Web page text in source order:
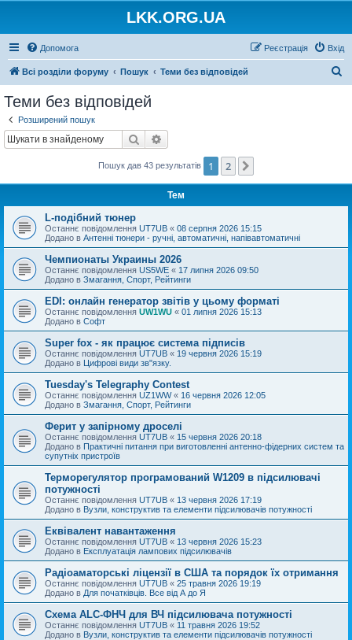
LKK.ORG.UA
Допомога Вхід
Реєстрація
Всі розділи форуму Пошук Теми без відповідей
Теми без відповідей
Розширений пошук
Пошук
Пошук дав 43 результатів 1 2
Тем
L-подібний тюнер
Останнє повідомлення UT7UB « 08 серпня 2026 15:15
Додано в Антенні тюнери - ручні, автоматичні, напівавтоматичні
Чемпионаты Украины 2026
Останнє повідомлення US5WE « 17 липня 2026 09:50
Додано в Змагання, Спорт, Рейтинги
EDI: онлайн генератор звітів у цьому форматі
Останнє повідомлення UW1WU « 01 липня 2026 15:13
Додано в Софт
Super fox - як працює система підписів
Останнє повідомлення UT7UB « 19 червня 2026 15:19
Додано в Цифрові види зв"язку.
Tuesday's Telegraphy Contest
Останнє повідомлення UZ1WW« 16 червня 2026 12:05
Додано в Змагання, Спорт, Рейтинги
Ферит у запірному дроселі
Останнє повідомлення UT7UB « 15 червня 2026 20:18
Додано в Практичні питання при виготовленні антенно-фідерних систем та
супутніх пристроїв
Терморегулятор програмований W1209 в підсилювачі
потужності
Останнє повідомлення UT7UB « 13 червня 2026 17:19
Додано в Вузли, конструктив та елементи підсилювачів потужності
Еквівалент навантаження
Останнє повідомлення UT7UB « 13 червня 2026 15:23
Додано в Експлуатація лампових підсилювачів
Радіоаматорські ліцензії в США та порядок їх отримання
Останнє повідомлення UT7UB « 25 травня 2026 19:19
Додано в Для початківців. Все від А до Я
Схема ALC-ФНЧ для ВЧ підсилювача потужності
Останнє повідомлення UT7UB « 11 травня 2026 19:52
Додано в Вузли, конструктив та елементи підсилювачів потужності